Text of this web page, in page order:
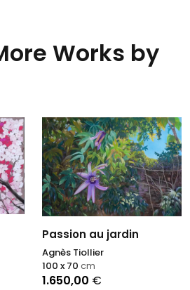
Works by
Passion au jardin
Agnès Tiollier
1.650,00 €
100 x 70 cm